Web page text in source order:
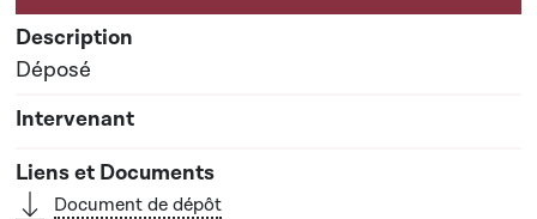
Déposé
Document de dépôt